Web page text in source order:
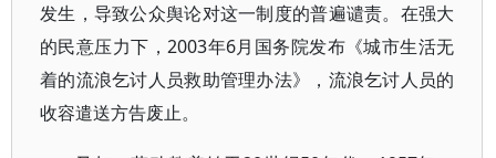
发生，导致公众舆论对这一制度的普遍谴责。在强大
的民意压力下，2003年6月国务院发布《城市生活无
着的流浪乞讨人员救助管理办法》，流浪乞讨人员的
收容遣送方告废止。